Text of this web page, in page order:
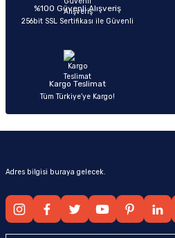
Ürün bilgilerinde hatalar bulunuyor.
Ürün fiyatı diğer sitelerden daha pahalı.
%100 Güvenli Alışveriş
256bit SSL Sertifikası ile Güvenli
Kargo Teslimat
Tüm Türkiye’ye Kargo!
Adres bilgisi buraya gelecek.